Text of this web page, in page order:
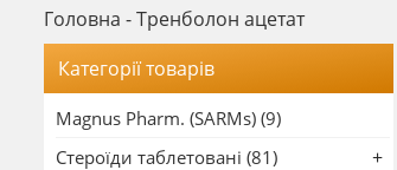
Головна -Тренболон ацетат
Категорії товарів
Magnus Pharm. (SARMs) (9)
Стероїди таблетовані (81)